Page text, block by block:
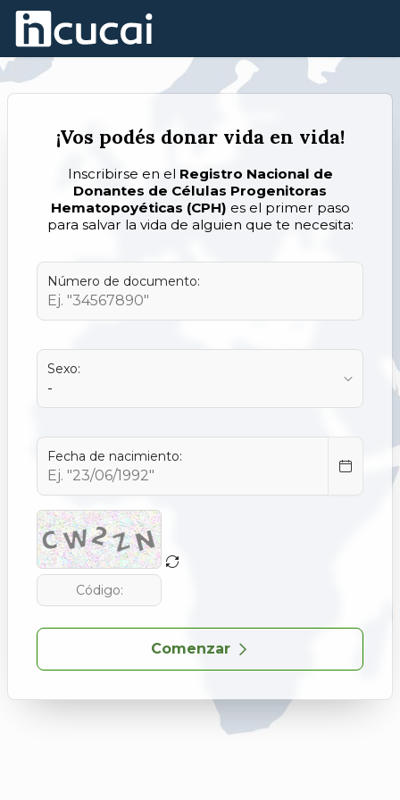
Skip to Main Content
¡Vos podés donar vida en vida!
Inscribirse en el Registro Nacional de
Donantes de Células Progenitoras
Hematopoyéticas (CPH) es el primer paso
para salvar la vida de alguien que te necesita:
Número de documento:
Sexo:
Fecha de nacimiento:
Comenzar